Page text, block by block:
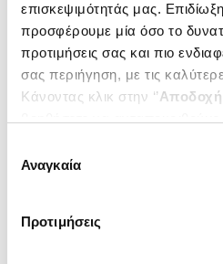
επισκεψιμότητάς μας.
προσφέρουμε μία όσο το
προτιμήσεις σας και πιο
σας περιήγηση, με τις
Κάνοντας κλικ στην ‘’
ενδιαφέρουν και να
΄΄και
συγκατάθεσης
Αναγκαία
Προτιμήσεις